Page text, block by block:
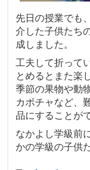
先日の授業でも
介した子供たち
成しました。
工夫して折って
とめるとまた楽
季節の果物や動
カボチャなど、
品にすることが
なかよし学級前
かの学級の子供